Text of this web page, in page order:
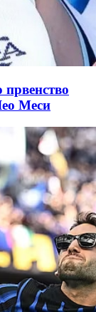
првенство
Меси